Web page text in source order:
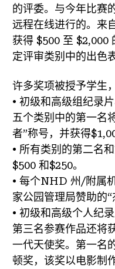
的评委。与今年比赛
远程在线进行的。来
获得 $500 至 $2,000
定评审类别中的出色
许多奖项被授予学生
• 初级和高级组纪录
五个类别中的第一名
者”称号，并获得
• 所有类别的第二名
$500 和$250。
• 每个NHD 州/附属
家公园管理局赞助的“
• 初级和高级个人纪
第三名参赛作品还将
一代天使奖。第一名
顿奖，该奖以电影制